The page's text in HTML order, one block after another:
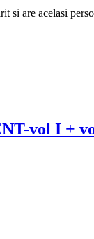
si are acelasi
vol I +